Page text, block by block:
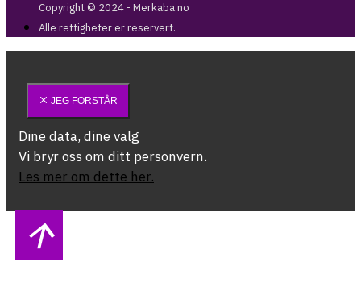
Copyright © 2024 - Merkaba.no
Alle rettigheter er reservert.
JEG FORSTÅR
Dine data, dine valg
Vi bryr oss om ditt personvern.
Les mer om dette her.